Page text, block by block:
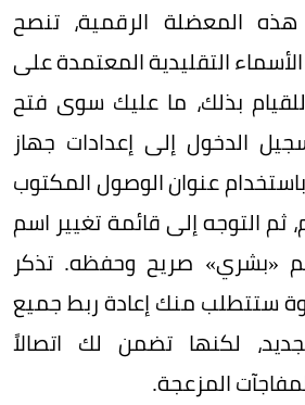
المعضلة الرقمية، تنصح
التقليدية المعتمدة على
بذلك، ما عليك سوى فتح
الدخول إلى إعدادات جهاز
عنوان الوصول المكتوب
التوجه إلى قائمة تغيير اسم
«بشري» صريح وحفظه. تذكر
ستتطلب منك إعادة ربط جميع
لكنها تضمن لك اتصالاً
المزعجة.